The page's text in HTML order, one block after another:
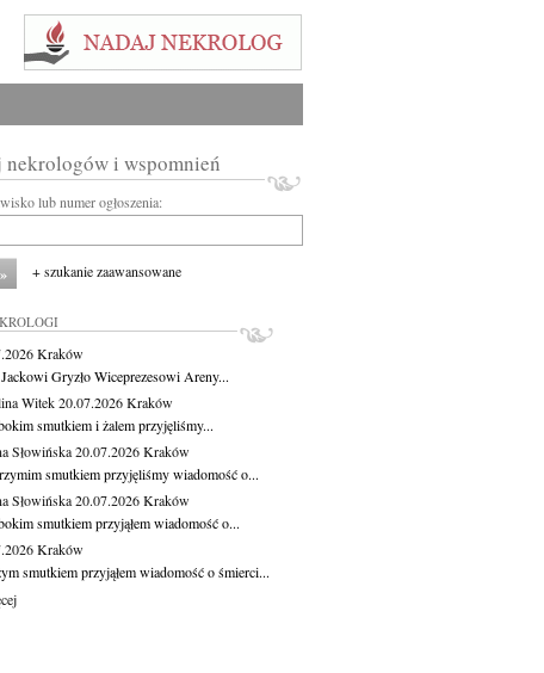
nekrologów i wspomnień
lub numer ogłoszenia:
+ szukanie zaawansowane
Kraków
Gryzło Wiceprezesowi Areny...
Witek20.07.2026Kraków
smutkiem i żalem przyjęliśmy...
Słowińska20.07.2026Kraków
smutkiem przyjęliśmy wiadomość o...
Słowińska20.07.2026Kraków
smutkiem przyjąłem wiadomość o...
Kraków
smutkiem przyjąłem wiadomość o śmierci...